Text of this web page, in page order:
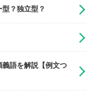
型？独立型？
語を解説【例文つ